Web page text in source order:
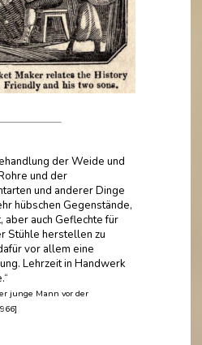
der Weide und
und der
und anderer Dinge
hübschen Gegenstände,
auch Geflechte für
Stühle herstellen zu
vor allem eine
Lehrzeit in Handwerk
junge Mann vor der